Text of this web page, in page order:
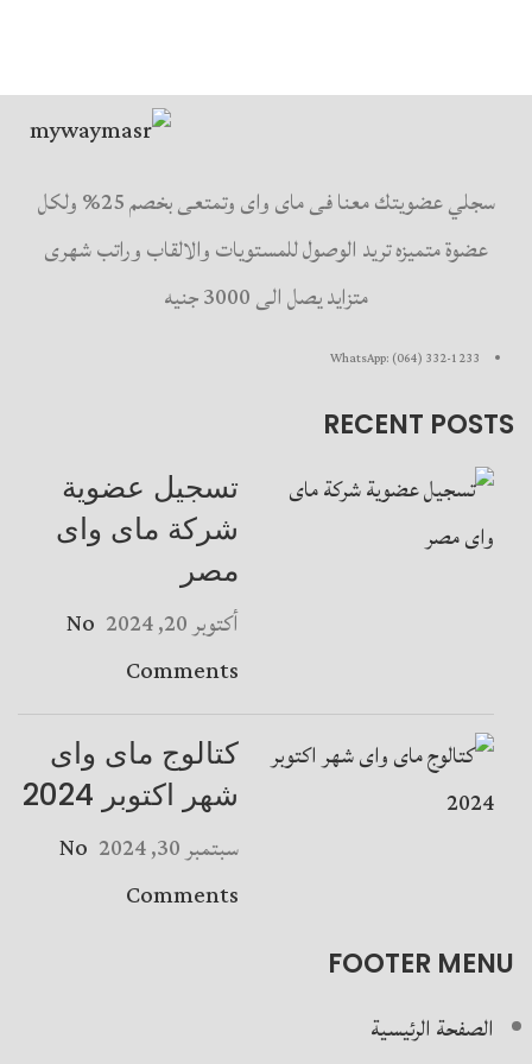
سجلي عضويتك معنا فى ماى واى وتمتعى بخصم 25% ولكل
عضوة متميزه تريد الوصول للمستويات والالقاب وراتب شهرى
متزايد يصل الى 3000 جنيه
WhatsApp: (064) 332-1233
RECENT POSTS
تسجيل عضوية
شركة ماى واى
مصر
أكتوبر 20, 2024
No
Comments
كتالوج ماى واى
شهر اكتوبر 2024
سبتمبر 30, 2024
No
Comments
FOOTER MENU
الصفحة الرئيسية